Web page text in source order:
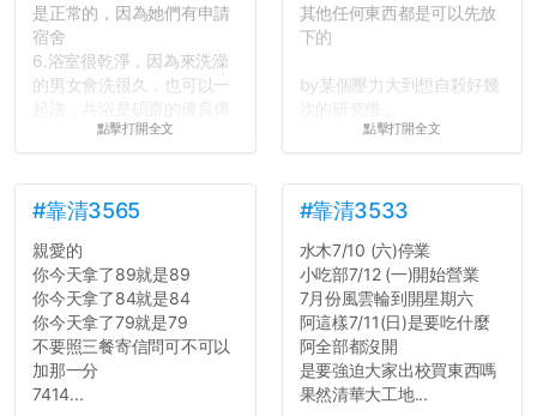
是正常的，因為她們有申請
宿舍
6.浴室很乾淨，因為來洗澡
的男女會洗很久，也可以一
舍房間，都歡迎留言讓我知
道...
點擊打開全文
其他任何東西都是可以先放
下的
by某個壓力大到想自殺好幾
點擊打開全文
#靠清3565
親愛的
你今天拿了89就是89
你今天拿了84就是84
你今天拿了79就是79
不要照三餐寄信問可不可以
加那一分
7414...
#靠清3533
水木7/10 (六)停業
小吃部7/12 (一)開始營業
7月份風雲輪到開星期六
阿這樣7/11(日)是要吃什麼
阿全部都沒開
是要強迫大家出校買東西嗎
果然清華大工地...